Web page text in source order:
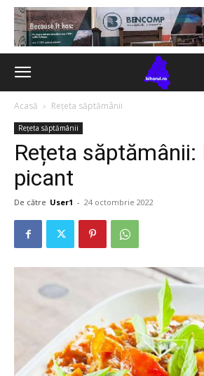
Acasă Rețeta săptămânii
Rețeta săptămânii
Rețeta săptămânii:
picant
De către User1 - 24 octombrie 2022